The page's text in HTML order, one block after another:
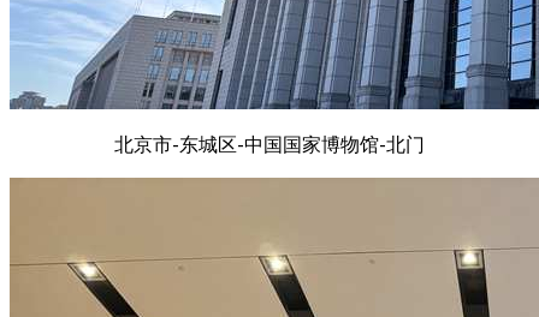
北京市-东城区-中国国家博物馆-北门